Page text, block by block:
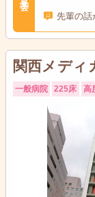
先輩の話
関西メディ
一般病院 225床 高